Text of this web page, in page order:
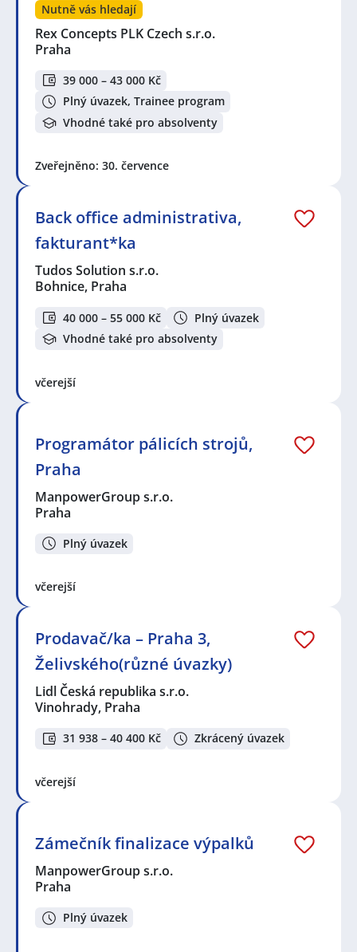
Nutně vás hledají
Rex Concepts PLK Czech s.r.o.
Praha
39 000 – 43 000 Kč
Plný úvazek, Trainee program
Vhodné také pro absolventy
Zveřejněno: 30. července
Back office administrativa,
fakturant*ka
Tudos Solution s.r.o.
Bohnice, Praha
40 000 – 55 000 Kč
Plný úvazek
Vhodné také pro absolventy
včerejší
Programátor pálicích strojů,
Praha
ManpowerGroup s.r.o.
Praha
Plný úvazek
včerejší
Prodavač/ka – Praha 3,
Želivského(různé úvazky)
Lidl Česká republika s.r.o.
Vinohrady, Praha
31 938 – 40 400 Kč Zkrácený úvazek
včerejší
Zámečník finalizace výpalků
ManpowerGroup s.r.o.
Praha
Plný úvazek